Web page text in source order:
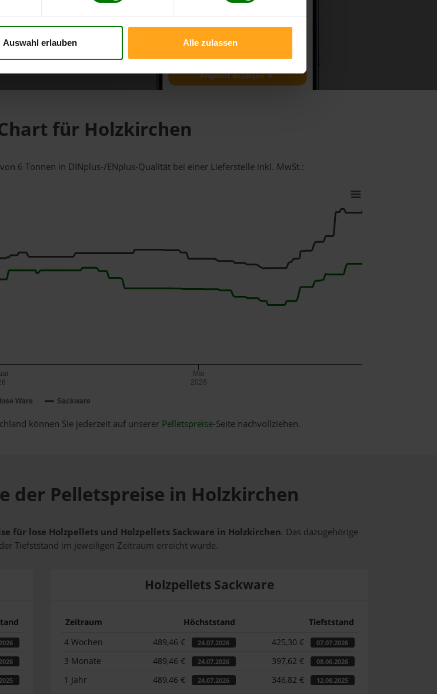
Auswahl erlauben Alle zulassen
für Holzkirchen
von 6 Tonnen in DINplus-/ENplus-Qualität bei einer Lieferstelle inkl. MwSt.:
lose Ware Sackware
Mai
2026
können Sie jederzeit auf unserer Pelletspreise-Seite nachvollziehen.
der Pelletspreise in Holzkirchen
für lose Holzpellets und Holzpellets Sackware in Holzkirchen. Das dazugehörige
Tiefststand im jeweiligen Zeitraum erreicht wurde.
Holzpellets Sackware
Zeitraum Höchststand
Tiefststand
4 Wochen
489,46 € 24.07.2026 425,30 € 07.07.2026
3 Monate 489,46 € 24.07.2026 397,62 € 08.06.2026
1 Jahr 489,46 € 24.07.2026 346,82 € 12.08.2025